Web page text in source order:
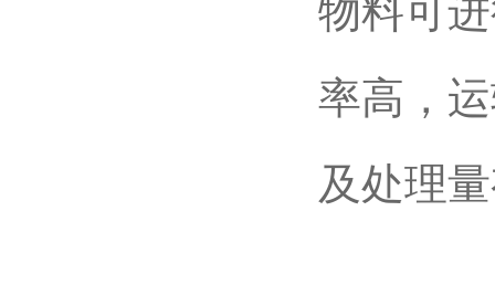
物料可
率高，
及处理